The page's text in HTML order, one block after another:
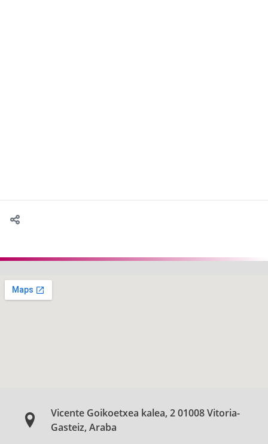
Vicente Goikoetxea kalea, 2 01008 Vitoria-
Gasteiz, Araba